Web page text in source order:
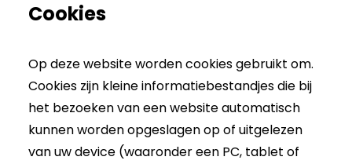
Cookies
Op deze website worden cookies gebruikt om.
Cookies zijn kleine informatiebestandjes die bij
het bezoeken van een website automatisch
kunnen worden opgeslagen op of uitgelezen
van uw device (waaronder een PC, tablet of